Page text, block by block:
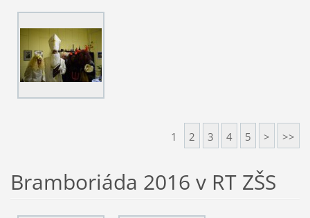
1 2 3 4 5 > >>
Bramboriáda 2016 v RT ZŠS